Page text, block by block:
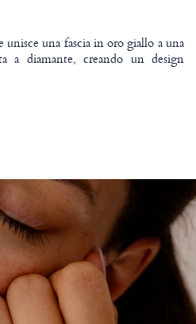
una fascia in oro giallo a una
a diamante, creando un design